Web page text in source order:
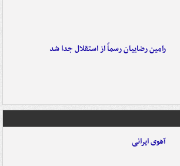
رامین رضاییان رسماً از استقلال جدا شد
آهوی ایرانی